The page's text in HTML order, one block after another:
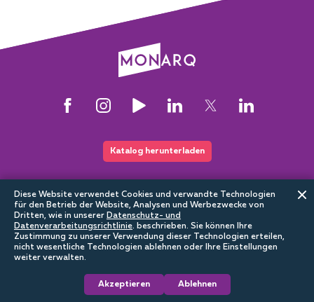
Diese Website verwendet Cookies und verwandte Technologien
für den Betrieb der Website, Analysen und Werbezwecke von
Dritten, wie in unserer Datenschutz- und
Datenverarbeitungsrichtlinie. beschrieben. Sie können Ihre
Zustimmung zu unserer Verwendung dieser Technologien erteilen,
nicht wesentliche Technologien ablehnen oder Ihre Einstellungen
weiter verwalten.
Akzeptieren Ablehnen
Katalog herunterladen
Diese Website ist Teil des digitalen Ökosystems von Sundrax
Datenschutzerklärung
Richtlinie
Nutzungsbedingungen